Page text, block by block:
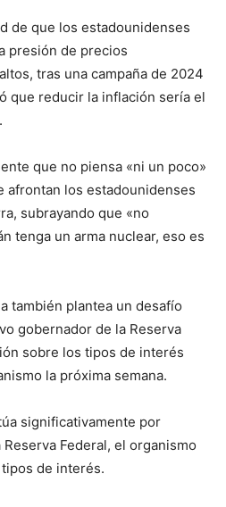
de que los estadounidenses
presión de precios
tras una campaña de 2024
que reducir la inflación sería el
que no piensa «ni un poco»
afrontan los estadounidenses
subrayando que «no
tenga un arma nuclear, eso es
también plantea un desafío
gobernador de la Reserva
sobre los tipos de interés
la próxima semana.
significativamente por
Federal, el organismo
de interés.